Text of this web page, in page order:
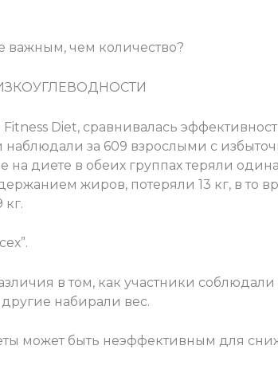
важным, чем количество?
Diet, сравнивалась
за 609 взрослыми с
диете в обеих группах теряли
жиров, потеряли 13 кг, в то
кг.
в том, как участники
набирали вес.
может быть неэффективным для